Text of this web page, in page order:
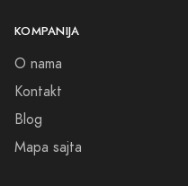
KOMPANIJA
O nama
Kontakt
Blog
Mapa sajta